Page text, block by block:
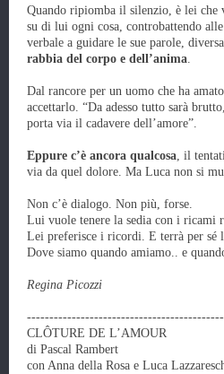
Quando ripiomba il silenzio, è lei che
su di lui ogni cosa, controbattendo
verbale a guidare le sue parole,
rabbia del corpo e dell’anima.
Dal rancore per un uomo che ha
accettarlo. “Da adesso tutto sarà
porta via il cadavere dell’amore”.
Eppure c’è ancora qualcosa, il
via da quel dolore. Ma Luca non si
Non c’è dialogo. Non più, forse.
Lui vuole tenere la sedia con i ricami
Lei preferisce i ricordi. E terrà per sé
Dove siamo quando amiamo.. e
Regina Picozzi
CLÔTURE DE L’AMOUR
di Pascal Rambert
con Anna della Rosa e Luca